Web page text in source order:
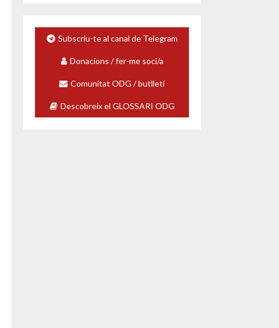
Subscriu-te al canal de Telegram
Donacions / fer-me soci/a
Comunitat ODG / butlletí
Descobreix el GLOSSARI ODG